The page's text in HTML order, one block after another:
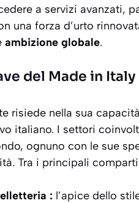
a servizi avanzati,
una forza d’urto
ambizione globale.
del Made in Italy
risiede nella sua
italiano. I settori
ognuno con le sue
Tra i principali
: l’apice dello